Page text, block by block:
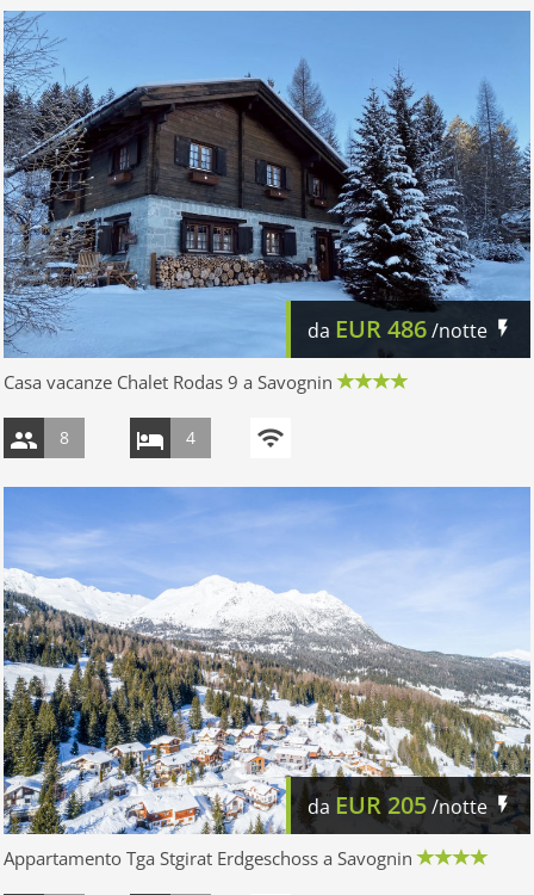
da EUR486/notte
Casa vacanze Chalet Rodas 9 a Savognin
8 4
da EUR 205/notte
Appartamento Tga Stgirat Erdgeschoss a Savognin